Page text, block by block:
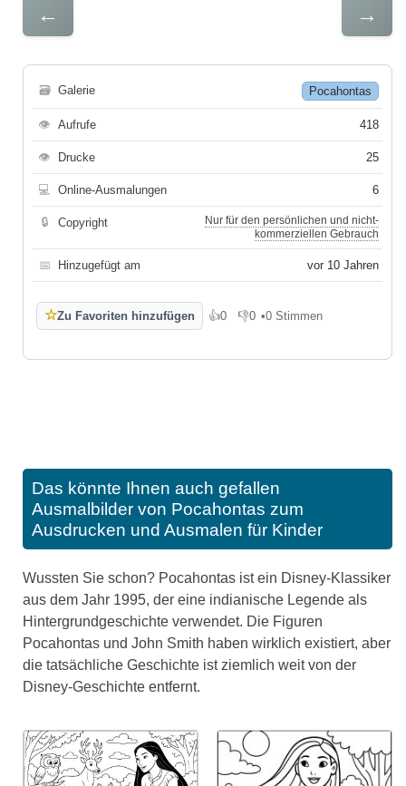
← →
🗃 Galerie Pocahontas
👁 Aufrufe 418
👁 Drucke 25
💻 Online-Ausmalungen 6
🔒 Copyright
Nur für den persönlichen und nicht-
kommerziellen Gebrauch
📅 Hinzugefügt am vor 10 Jahren
☆Zu Favoriten hinzufügen 👍0
Gefällt mir
👎0
Gefällt mir nicht
•0 Stimmen
Das könnte Ihnen auch gefallen
Ausmalbilder von Pocahontas zum
Ausdrucken und Ausmalen für Kinder
Wussten Sie schon? Pocahontas ist ein Disney-Klassiker
aus dem Jahr 1995, der eine indianische Legende als
Hintergrundgeschichte verwendet. Die Figuren
Pocahontas und John Smith haben wirklich existiert, aber
die tatsächliche Geschichte ist ziemlich weit von der
Disney-Geschichte entfernt.